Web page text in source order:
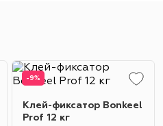
-9%
Клей-фиксатор Bonkeel
Prof 12 кг